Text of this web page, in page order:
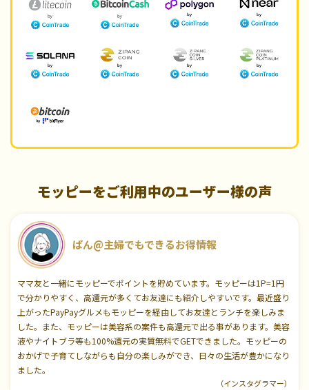
モッピーをご利用中のユーザー様の声
ぱん@主婦でもできるお得情報
ママ友と一緒にモッピーでポイントを貯めています。モッピーは1P=1円
で分かりやすく、高還元が多くてお友達にも紹介しやすいです。最近盛り
上がったPayPayグルメもモッピーを経由してお友達とランチを楽しみま
した。また、モッピーは美容系の案件も高還元で出る事があります。美容
液やナイトブラ等も100%還元の実質無料でGETできました。モッピーの
おかげで子育てしながらも自分の楽しみができ、日々の生活が豊かになり
ました。
（インスタグラマー）